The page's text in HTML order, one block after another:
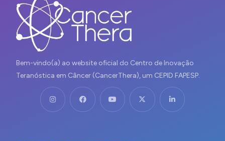
Bem-vindo(a) ao website oficial do Centro de Inovação
Teranóstica em Câncer (CancerThera), um CEPID FAPESP.